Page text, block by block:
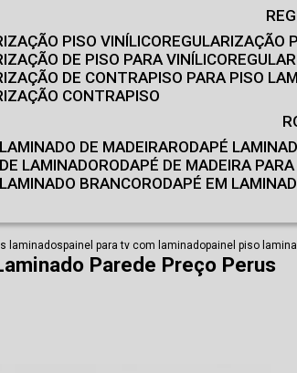
PISO VINÍLICO REGULARIZAÇÃO
DE PISO PARA VINÍLICO
DE CONTRAPISO PARA PISO
CONTRAPISO
LAMINADO DE MADEIRA RODAPÉ
DE LAMINADO RODAPÉ DE MADEIRA
LAMINADO BRANCO RODAPÉ EM
laminadospainel para tv com laminadopainel piso
Parede Preço Perus